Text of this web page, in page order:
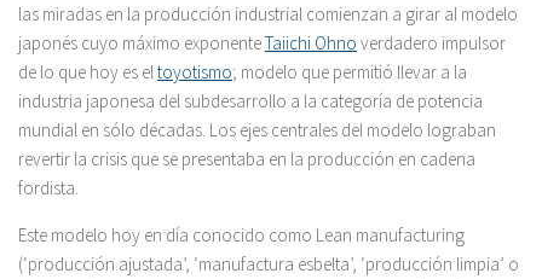
las miradas en la producción industrial comienzan a girar al modelo
japonés cuyo máximo exponenteTaiichi Ohno verdadero impulsor
de lo que hoy es el toyotismo; modelo que permitió llevar a la
industria japonesa del subdesarrollo a la categoría de potencia
mundial en sólo décadas. Los ejes centrales del modelo lograban
revertir la crisis que se presentaba en la producción en cadena
fordista.
Este modelo hoy en día conocido como Lean manufacturing
(‘producción ajustada’, ‘manufactura esbelta’, ‘producción limpia’ o